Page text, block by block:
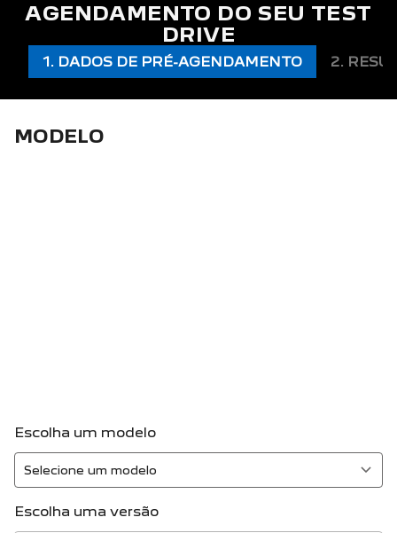
AGENDAMENTO DO SEU TEST
DRIVE
1. DADOS DE PRÉ-AGENDAMENTO 2.
MODELO
Escolha um modelo
Escolha uma versão